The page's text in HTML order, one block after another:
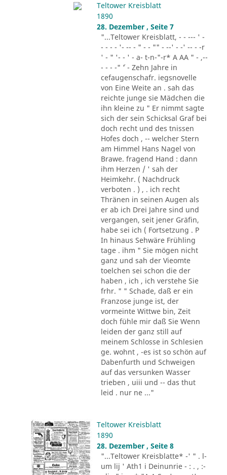
Teltower Kreisblatt
1890
28. Dezember , Seite 7
"...Teltower Kreisblatt, - - --- ' -
- - - - '- -- - " - - "" - --' - -' -- - -r
' - " '- - ' - a- t-n-"-r* A AA " - ,--
- - - -" ´' - Zehn Jahre in
cefaugenschafr. iegsnovelle
von Eine Weite an . sah das
reichte junge sie Mädchen die
ihn kleine zu " Er nimmt sagte
sich der sein Schicksal Graf bei
doch recht und des tnissen
Hofes doch , -- welcher Stern
am Himmel Hans Nagel von
Brawe. fragend Hand : dann
ihm Herzen / ' sah der
Heimkehr. ( Nachdruck
verboten . ) , . ich recht
Thränen in seinen Augen als
er ab ich Drei Jahre sind und
vergangen, seit jener Gräfin,
habe sei ich ( Fortsetzung . P
In hinaus Sehwäre Frühling
tage . ihm " Sie mögen nicht
ganz und sah der Vieomte
toelchen sei schon die der
haben , ich , ich verstehe Sie
frhr. " " Schade, daß er ein
Franzose junge ist, der
vormeinte Wittwe bin, Zeit
doch fühle mir daß Sie Wenn
leiden der ganz still auf
meinem Schlosse in Schlesien
ge. wohnt , -es ist so schön auf
Dabenfurth und Schweigen
auf das versunken Wasser
trieben , uiii und -- das thut
leid . nur ne ..."
Teltower Kreisblatt
1890
28. Dezember , Seite 8
"...Teltower Kreisblatte* -' " . l-
um lij ' Ath1 i Deinunrie - : . , :-